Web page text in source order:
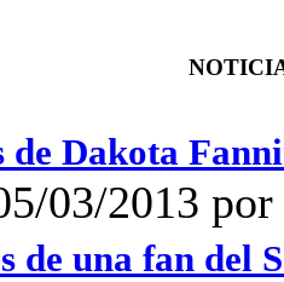
de Dakota
03/2013
de una fan del